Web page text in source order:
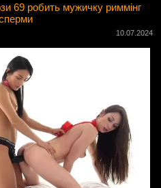
69 робить мужичку риммінг
10.07.2024